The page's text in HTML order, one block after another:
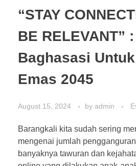
“STAY
BE RELEVANT”
Baghasasi
Emas 2045
August 15, 2024 by admin
Barangkali kita sudah sering
mengenai jumlah
banyaknya tawuran dan